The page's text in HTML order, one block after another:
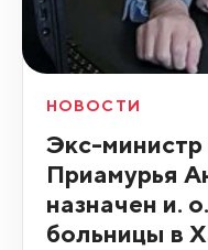
НОВОСТИ
Экс-министр
Приамурья
назначен и.
больницы в